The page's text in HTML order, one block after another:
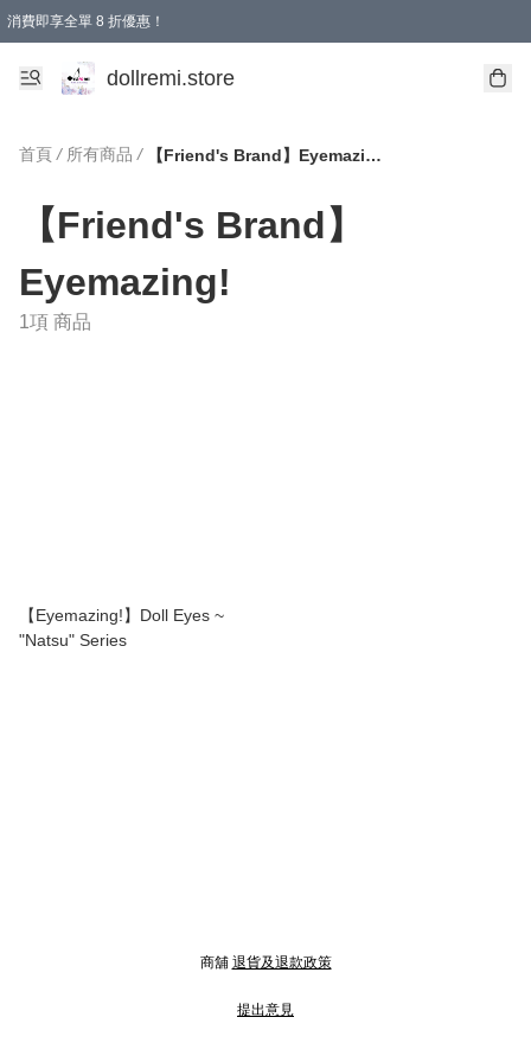
消費即享全單 8 折優惠！
購物滿 HKD 1500.00即享免運費優惠！（適用於 本地送貨、本地取貨、國際送貨 )
dollremi.store
首頁 / 所有商品 / 【Friend's Brand】Eyemazing!
【Friend's Brand】
Eyemazing!
1項 商品
【Eyemazing!】Doll Eyes ~
"Natsu" Series
商舖 退貨及退款政策
提出意見